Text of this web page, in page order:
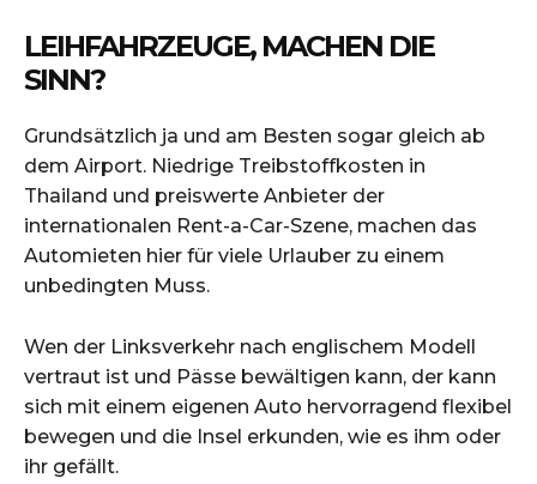
LEIHFAHRZEUGE, MACHEN DIE
SINN?
Grundsätzlich ja und am Besten sogar gleich ab
dem Airport. Niedrige Treibstoffkosten in
Thailand und preiswerte Anbieter der
internationalen Rent-a-Car-Szene, machen das
Automieten hier für viele Urlauber zu einem
unbedingten Muss.
Wen der Linksverkehr nach englischem Modell
vertraut ist und Pässe bewältigen kann, der kann
sich mit einem eigenen Auto hervorragend flexibel
bewegen und die Insel erkunden, wie es ihm oder
ihr gefällt.